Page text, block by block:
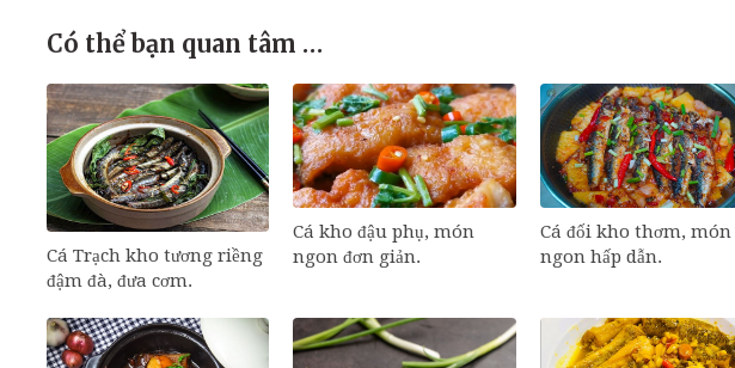
Có thể bạn quan tâm …
Cá Trạch kho tương riềng
đậm đà, đưa cơm.
Cá kho đậu phụ, món
ngon đơn giản.
Cá đối kho thơm, món
ngon hấp dẫn.